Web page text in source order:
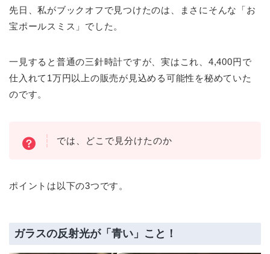
先日、私がブックオフで見つけたのは、まさにそんな「お
宝ポールスミス」でした。
一見すると普通の三針時計ですが、実はこれ、4,400円で
仕入れて1万円以上の販売が見込める可能性を秘めていた
のです。
では、どこで見分けたのか
ポイントは以下の3つです。
ガラスの反射光が「青い」こと！